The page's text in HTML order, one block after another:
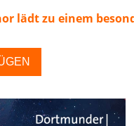
lädt zu einem